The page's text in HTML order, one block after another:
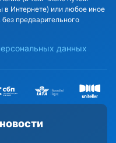
в Интернете) или любое иное
предварительного
данных